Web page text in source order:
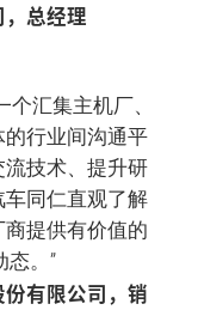
总经理
个汇集主机厂、
行业间沟通平
技术、提升研
同仁直观了解
提供有价值的
态。”
有限公司，销